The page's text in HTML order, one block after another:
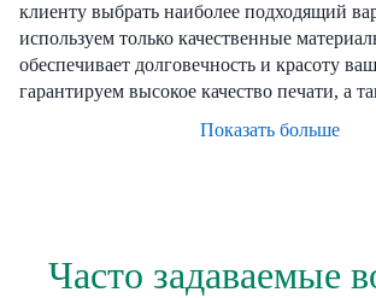
клиенту выбрать наиболее подходящий
используем только качественные
обеспечивает долговечность и красоту
гарантируем высокое качество печати, а
Показать больше
Часто задаваемые